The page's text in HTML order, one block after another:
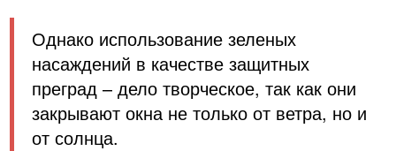
Однако использование зеленых
насаждений в качестве защитных
преград – дело творческое, так как они
закрывают окна не только от ветра, но и
от солнца.